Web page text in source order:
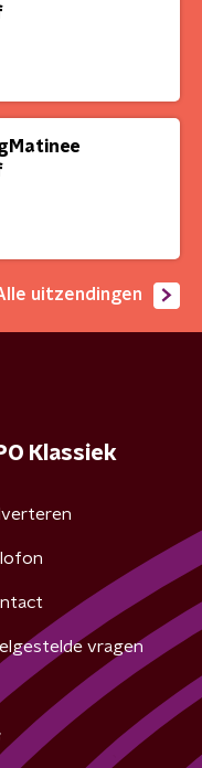
uitzendingen
Klassiek
vragen